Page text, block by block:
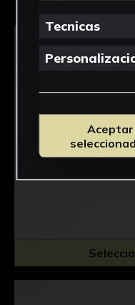
Tecnicas
Aceptar